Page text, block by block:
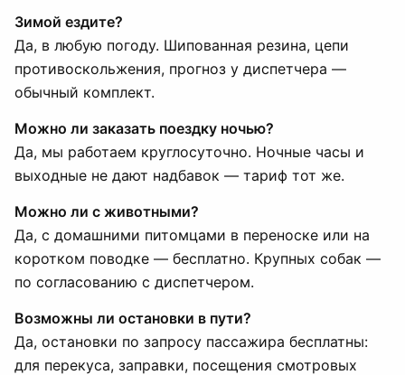
Зимой ездите?
Да, в любую погоду. Шипованная резина, цепи
противоскольжения, прогноз у диспетчера —
обычный комплект.
Можно ли заказать поездку ночью?
Да, мы работаем круглосуточно. Ночные часы и
выходные не дают надбавок — тариф тот же.
Можно ли с животными?
Да, с домашними питомцами в переноске или на
коротком поводке — бесплатно. Крупных собак —
по согласованию с диспетчером.
Возможны ли остановки в пути?
Да, остановки по запросу пассажира бесплатны:
для перекуса, заправки, посещения смотровых